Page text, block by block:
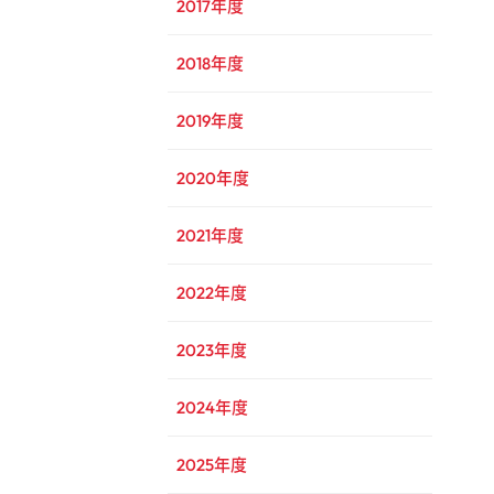
2017年度
2018年度
2019年度
2020年度
2021年度
2022年度
2023年度
2024年度
2025年度